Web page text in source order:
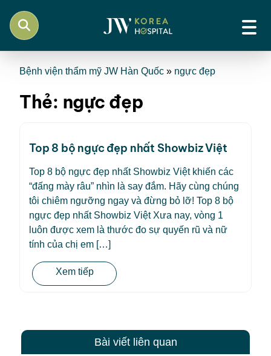
Bệnh viện thẩm mỹ JW Hàn Quốc » ngực đẹp
Thẻ: ngực đẹp
Top 8 bộ ngực đẹp nhất Showbiz Việt
Top 8 bộ ngực đẹp nhất Showbiz Việt khiến các
“đấng mày râu” nhìn là say đắm. Hãy cùng chúng
tôi chiêm ngưỡng ngay và đừng bỏ lỡ! Top 8 bộ
ngực đẹp nhất Showbiz Việt Xưa nay, vòng 1
luôn được xem là thước đo sự quyến rũ và nữ
tính của chị em […]
Xem tiếp
Bài viết liên quan